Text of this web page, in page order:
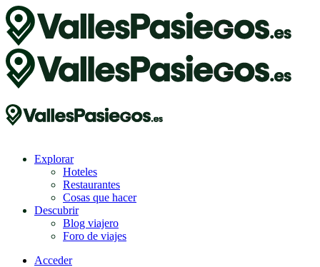
Explorar
Hoteles
Restaurantes
Cosas que hacer
Descubrir
Blog viajero
Foro de viajes
Acceder